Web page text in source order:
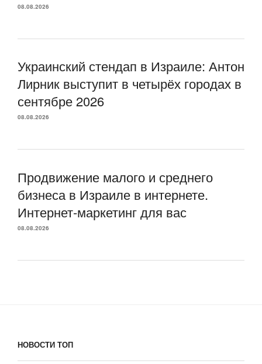
08.08.2026
Украинский стендап в Израиле: Антон
Лирник выступит в четырёх городах в
сентябре 2026
08.08.2026
Продвижение малого и среднего
бизнеса в Израиле в интернете.
Интернет-маркетинг для вас
08.08.2026
НОВОСТИ ТОП